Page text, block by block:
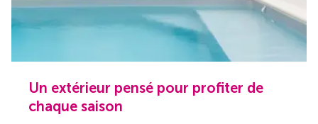
Un extérieur pensé pour profiter de
chaque saison